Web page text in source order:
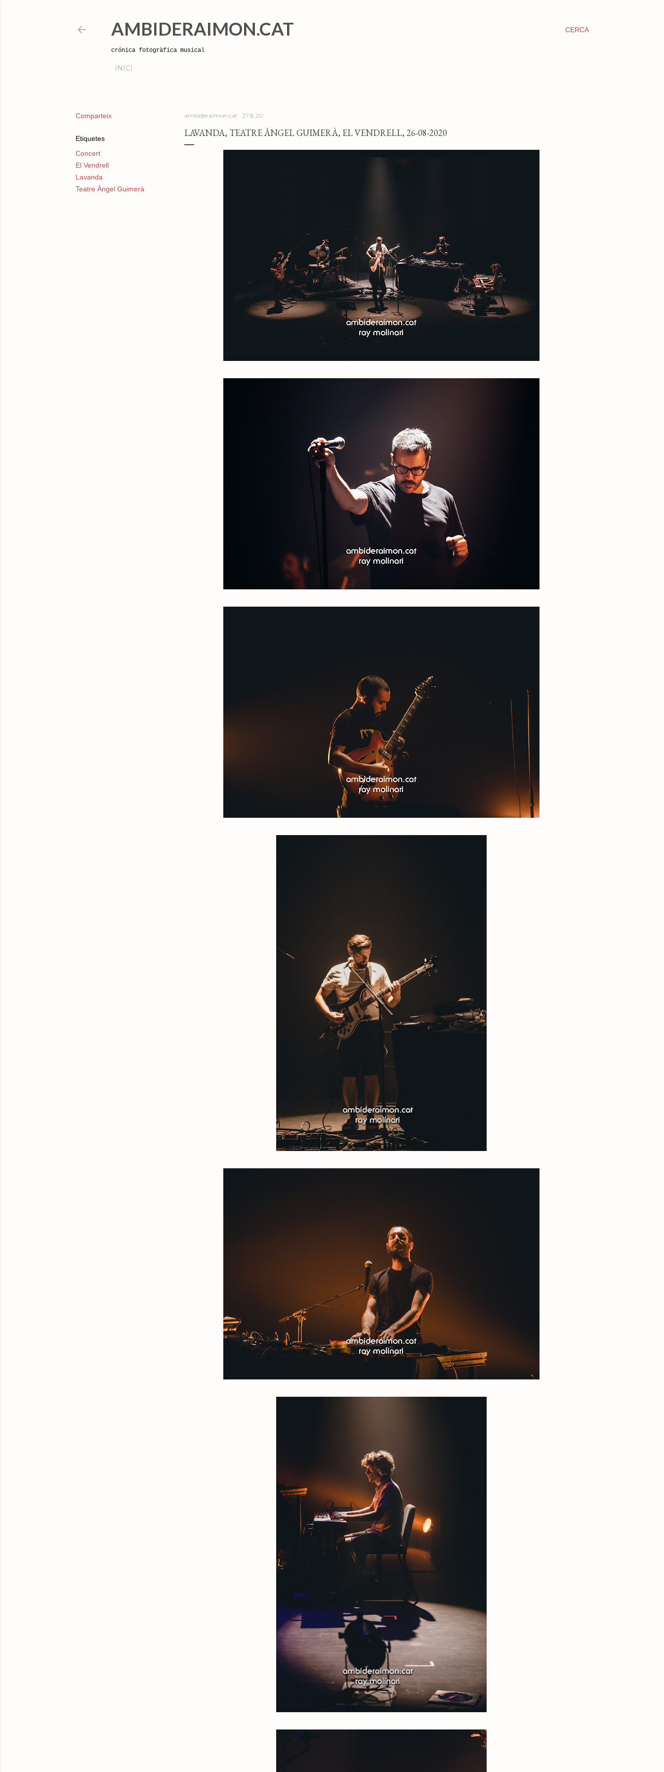
CERCA
AMBIDERAIMON.CAT
crónica fotogràfica musical
INICI
Comparteix
Etiquetes
Concert
El Vendrell
Lavanda
Teatre Àngel Guimerà
ambideraimon.cat 27.8.20
LAVANDA, TEATRE ÀNGEL GUIMERÀ, EL VENDRELL, 26-08-2020